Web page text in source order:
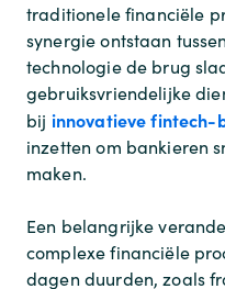
traditionele financiële
synergie ontstaan
technologie de brug
gebruiksvriendelijke
bij innovatieve fintech-
inzetten om bankieren
maken.
Een belangrijke
complexe financiële
dagen duurden, zoals